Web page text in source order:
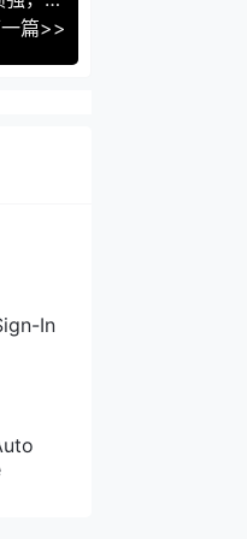
连回
三网
所有
篇>>
In